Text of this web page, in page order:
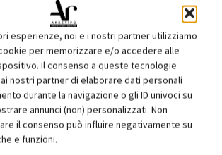
esperienze, noi e i nostri partner utilizziamo
per memorizzare e/o accedere alle
Il consenso a queste tecnologie
nostri partner di elaborare dati personali
durante la navigazione o gli ID univoci su
annunci (non) personalizzati. Non
il consenso può influire negativamente su
e funzioni.
additiva
Twitter Pinterest